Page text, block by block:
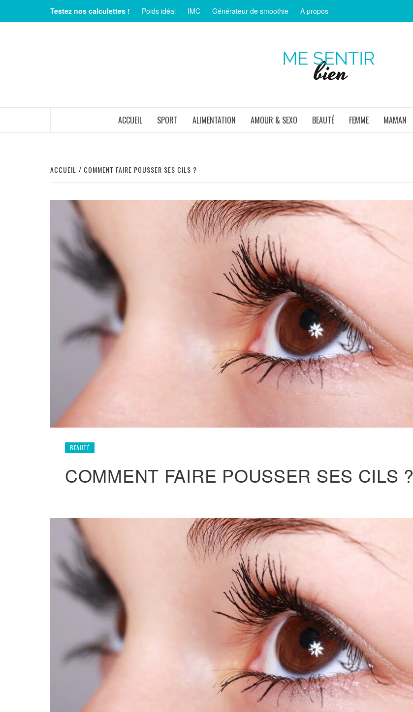
contenu
Testez nos calculettes ! Poids idéal IMC Générateur de smoothie A propos
ACCUEIL SPORT ALIMENTATION AMOUR & SEXO BEAUTÉ FEMME MAMAN
ACCUEIL COMMENT FAIRE POUSSER SES CILS ?
BEAUTÉ
COMMENT FAIRE POUSSER SES CILS ?